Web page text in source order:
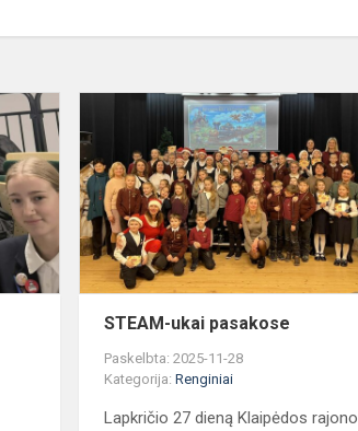
Karjeros
dienoje
2025
STEAM-ukai pasakose
Paskelbta: 2025-11-28
Kategorija:Renginiai
Lapkričio 27 dieną Klaipėdos rajono